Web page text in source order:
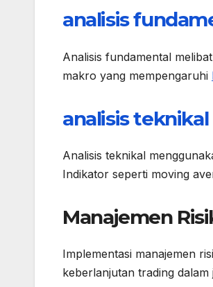
analisis
Analisis fundamental
makro yang mempengaruhi
analisis teknikal
Analisis teknikal
Indikator seperti moving
Manajemen
Implementasi manajemen
keberlanjutan trading dalam